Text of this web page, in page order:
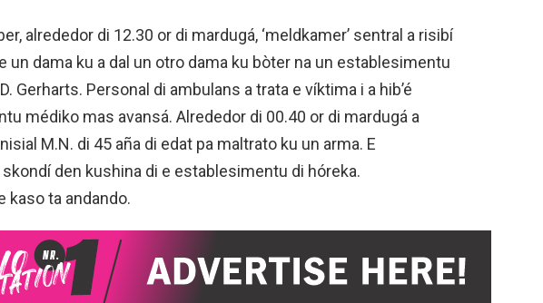
alrededor di 12.30 or di mardugá, ‘meldkamer’ sentral a risibí
un dama ku a dal un otro dama ku bòter na un establesimentu
Gerharts. Personal di ambulans a trata e víktima i a hib’é
médiko mas avansá. Alrededor di 00.40 or di mardugá a
M.N. di 45 aña di edat pa maltrato ku un arma. E
den kushina di e establesimentu di hóreka.
kaso ta andando.